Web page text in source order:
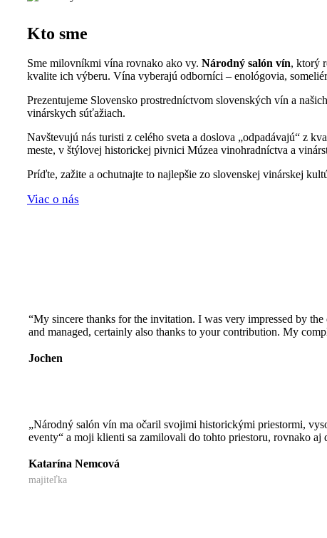
Kto sme
Sme milovníkmi vína rovnako ako vy. Národný salón vín, ktorý
kvalite ich výberu. Vína vyberajú odborníci – enológovia,
Prezentujeme Slovensko prostredníctvom slovenských vín a
vinárskych súťažiach.
Navštevujú nás turisti z celého sveta a doslova „odpadávajú“ z
meste, v štýlovej historickej pivnici Múzea vinohradníctva a
Príďte, zažite a ochutnajte to najlepšie zo slovenskej vinárskej
Viac o nás
“My sincere thanks for the invitation. I was very impressed by
and managed, certainly also thanks to your contribution. My
Jochen
„Národný salón vín ma očaril svojimi historickými priestormi,
eventy“ a moji klienti sa zamilovali do tohto priestoru, rovnako
Katarína Nemcová
majiteľka